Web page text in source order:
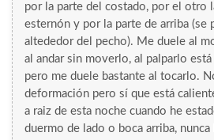
por la parte del costado, por el otro
esternón y por la parte de arriba (se
altededor del pecho). Me duele al
al andar sin moverlo, al palparlo
pero me duele bastante al tocarlo.
deformación pero sí que está
a raiz de esta noche cuando he
duermo de lado o boca arriba, nunca